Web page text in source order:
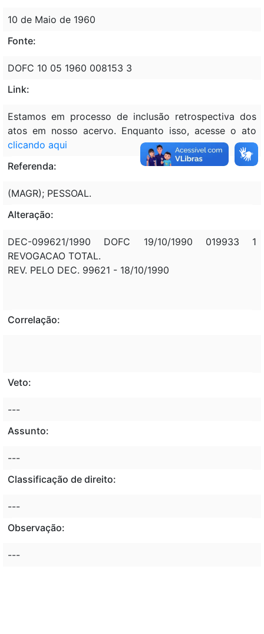
10 de Maio de 1960
Fonte:
DOFC 10 05 1960 008153 3
Link:
Estamos em processo de inclusão retrospectiva dos
atos em nosso acervo. Enquanto isso, acesse o ato
clicando aqui
Referenda:
(MAGR); PESSOAL.
Alteração:
DEC-099621/1990 DOFC 19/10/1990 019933 1
REVOGACAO TOTAL.
REV. PELO DEC. 99621 - 18/10/1990
Correlação:
Veto:
---
Assunto:
---
Classificação de direito:
---
Observação:
---